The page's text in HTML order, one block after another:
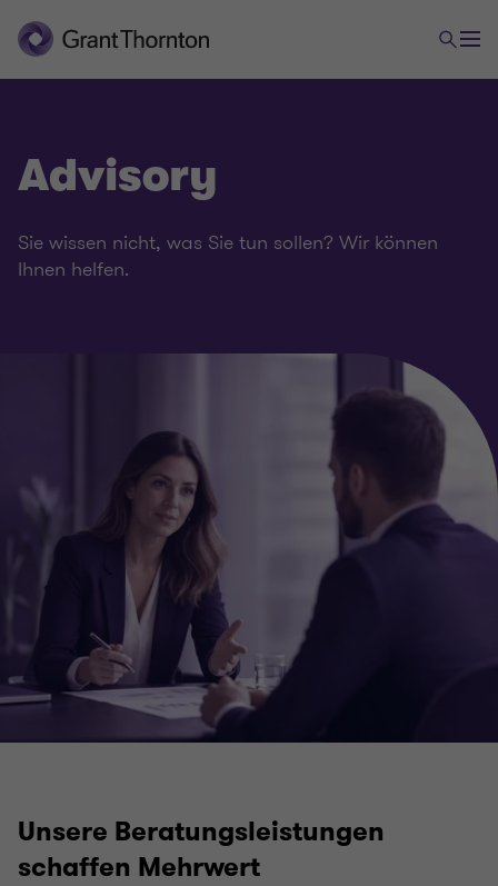
Advisory
Sie wissen nicht, was Sie tun sollen? Wir können
Ihnen helfen.
Unsere Beratungsleistungen
schaffen Mehrwert